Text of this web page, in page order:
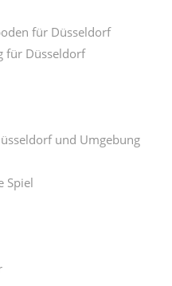
für Düsseldorf
für Düsseldorf
und Umgebung
Spiel